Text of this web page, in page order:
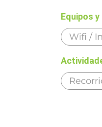
Equipos
Wifi /